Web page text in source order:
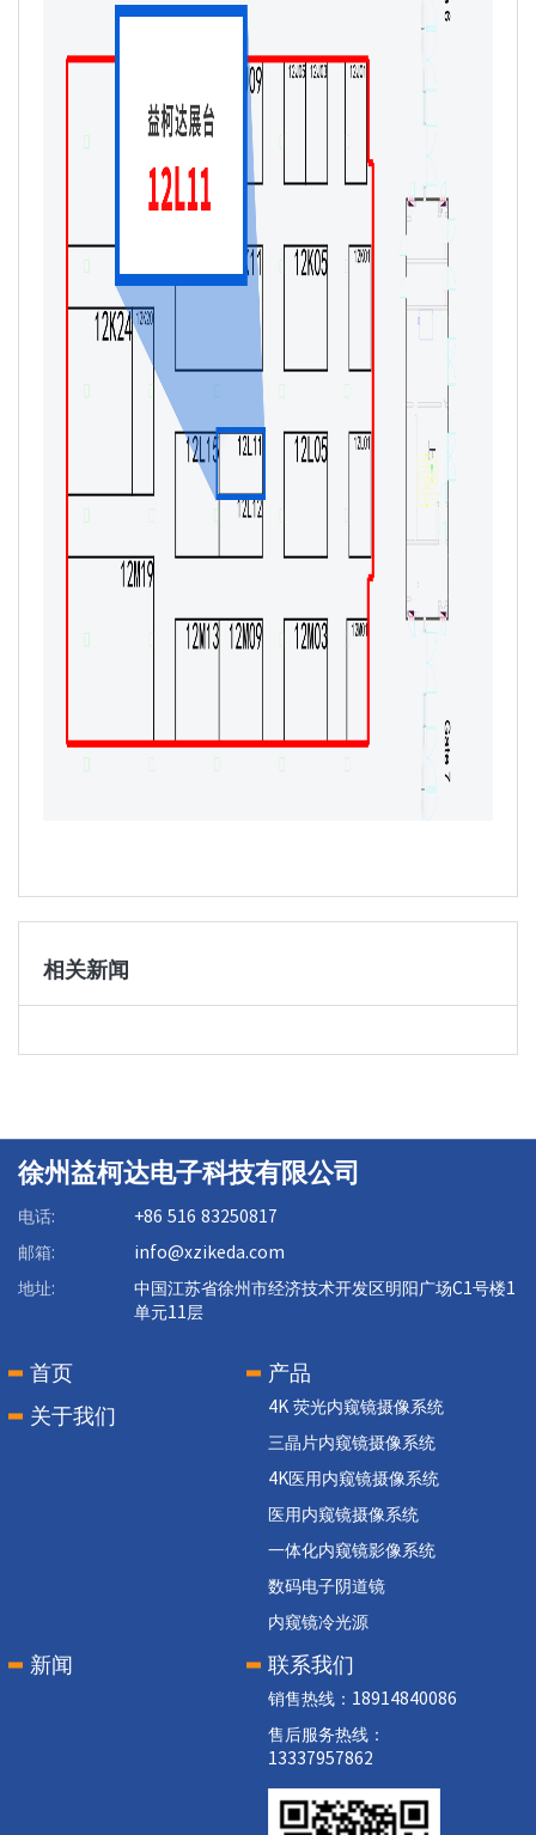
相关新闻
徐州益柯达电子科技有限公司
电话: +86 516 83250817
邮箱: info@xzikeda.com
地址:
中国江苏省徐州市经济技术开发区明阳广场C1号楼1
单元11层
首页
关于我们
产品
4K 荧光内窥镜摄像系统
三晶片内窥镜摄像系统
4K医用内窥镜摄像系统
医用内窥镜摄像系统
一体化内窥镜影像系统
数码电子阴道镜
内窥镜冷光源
新闻 联系我们
销售热线：18914840086
售后服务热线：
13337957862